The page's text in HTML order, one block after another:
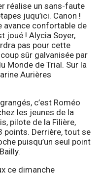
réalise un sans-faute
juqu’ici. Canon !
avance confortable de
joué ! Alycia Soyer,
pas pour cette
sûr galvanisée par
Monde de Trial. Sur la
Aurières
c’est Roméo
les jeunes de la
pilote de la Filière,
points. Derrière, tout se
puisqu’un seul point
ce dimanche